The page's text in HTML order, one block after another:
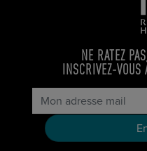
NE RATEZ
INSCRIVEZ-